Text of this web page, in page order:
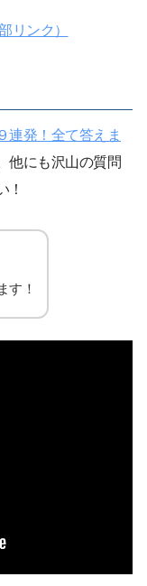
リンク）
連発！全て答えま
他にも沢山の質問
！
す！